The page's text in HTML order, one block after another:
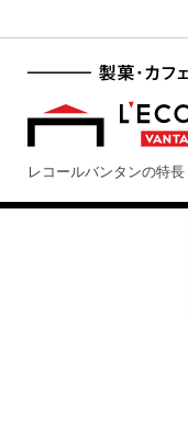
レコールバンタンの特長